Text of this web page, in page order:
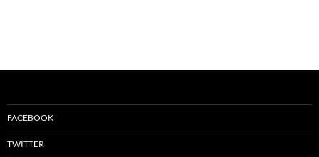
FACEBOOK
TWITTER